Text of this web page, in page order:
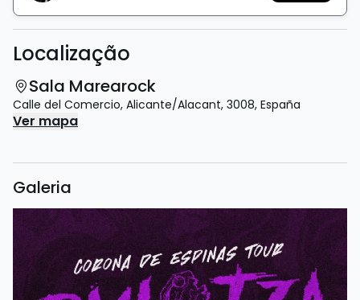
Localização
Sala Marearock
Calle del Comercio, Alicante/Alacant, 3008, España
Ver mapa
Galeria